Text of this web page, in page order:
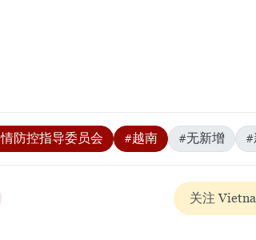
防控指导委员会 #越南 #无新增 #
关注